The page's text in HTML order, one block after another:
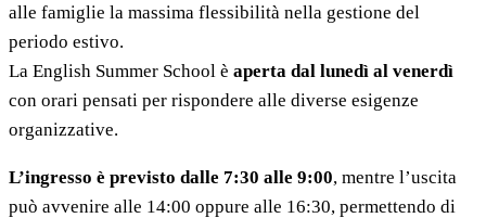
alle famiglie la massima flessibilità nella gestione del
periodo estivo.
La English Summer School è aperta dal lunedì al venerdì
con orari pensati per rispondere alle diverse esigenze
organizzative.
L’ingresso è previsto dalle 7:30 alle 9:00, mentre l’uscita
può avvenire alle 14:00 oppure alle 16:30, permettendo di